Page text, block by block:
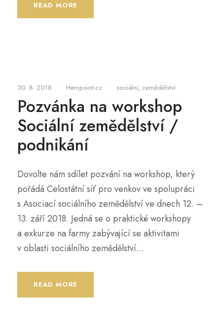
READ MORE
30. 8. 2018 • Hempoint.cz • sociální, zemědělství
Pozvánka na workshop
Sociální zemědělství /
podnikání
Dovolte nám sdílet pozvání na workshop, který
pořádá Celostátní síť pro venkov ve spolupráci
s Asociací sociálního zemědělství ve dnech 12. –
13. září 2018. Jedná se o praktické workshopy
a exkurze na farmy zabývající se aktivitami
v oblasti sociálního zemědělství...
READ MORE